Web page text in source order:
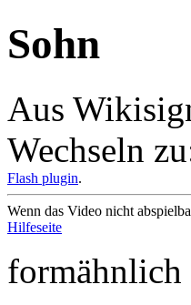
Sohn
Aus
Wechseln
Flash plugin.
Wenn das Video nicht
Hilfeseite
formähnlich